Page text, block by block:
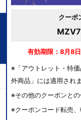
クーポ
有効期限：8月8
※「アウトレット・特
外商品」には適用され
※その他のクーポンと
※クーポンコード転売